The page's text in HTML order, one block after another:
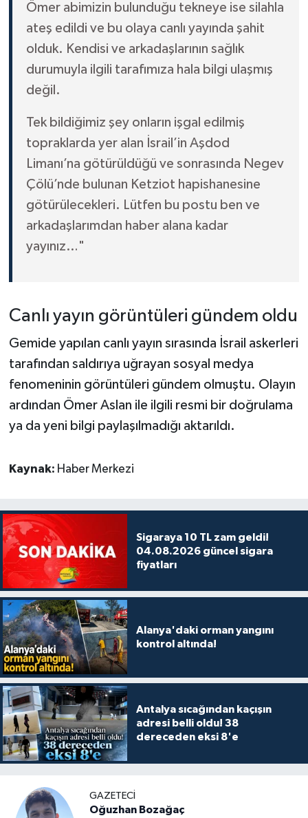
Ömer abimizin bulunduğu tekneye ise silahla
ateş edildi ve bu olaya canlı yayında şahit
olduk. Kendisi ve arkadaşlarının sağlık
durumuyla ilgili tarafımıza hala bilgi ulaşmış
değil.
Tek bildiğimiz şey onların işgal edilmiş
topraklarda yer alan İsrail’in Aşdod
Limanı’na götürüldüğü ve sonrasında Negev
Çölü’nde bulunan Ketziot hapishanesine
götürülecekleri. Lütfen bu postu ben ve
arkadaşlarımdan haber alana kadar
yayınız…"
Canlı yayın görüntüleri gündem oldu
Gemide yapılan canlı yayın sırasında İsrail askerleri
tarafından saldırıya uğrayan sosyal medya
fenomeninin görüntüleri gündem olmuştu. Olayın
ardından Ömer Aslan ile ilgili resmi bir doğrulama
ya da yeni bilgi paylaşılmadığı aktarıldı.
Kaynak: Haber Merkezi
Sigaraya 10 TL zam geldi!
04.08.2026 güncel sigara
fiyatları
Alanya'daki orman yangını
kontrol altında!
Antalya sıcağından kaçışın
adresi belli oldu! 38
dereceden eksi 8'e
GAZETECİ
Oğuzhan Bozağaç